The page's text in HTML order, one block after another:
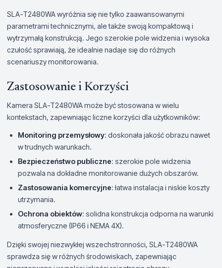
SLA-T2480WA wyróżnia się nie tylko zaawansowanymi
parametrami technicznymi, ale także swoją kompaktową i
wytrzymałą konstrukcją. Jego szerokie pole widzenia i wysoka
czułość sprawiają, że idealnie nadaje się do różnych
scenariuszy monitorowania.
Zastosowanie i Korzyści
Kamera SLA-T2480WA może być stosowana w wielu
kontekstach, zapewniając liczne korzyści dla użytkowników:
Monitoring przemysłowy: doskonała jakość obrazu nawet
w trudnych warunkach.
Bezpieczeństwo publiczne: szerokie pole widzenia
pozwala na dokładne monitorowanie dużych obszarów.
Zastosowania komercyjne: łatwa instalacja i niskie koszty
utrzymania.
Ochrona obiektów: solidna konstrukcja odporna na warunki
atmosferyczne (IP66 i NEMA 4X).
Dzięki swojej niezwykłej wszechstronności, SLA-T2480WA
sprawdza się w różnych środowiskach, zapewniając